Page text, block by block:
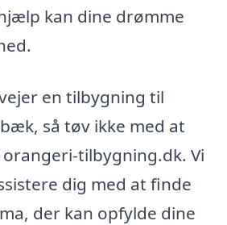
kan dine drømme
en tilbygning til
så tøv ikke med at
tilbygning.dk. Vi
dig med at finde
der kan opfylde dine